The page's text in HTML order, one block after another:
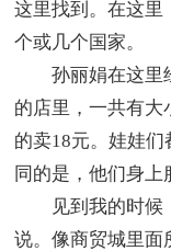
这里找到。在这里
个或几个国家。
孙丽娟在这里经
的店里，一共有大
的卖18元。娃娃
同的是，他们身上
见到我的时候，
说。像商贸城里面